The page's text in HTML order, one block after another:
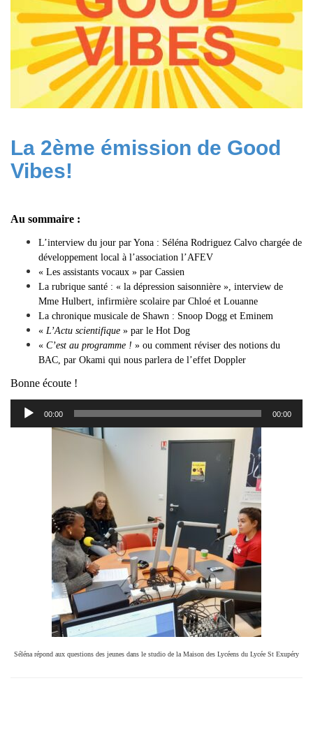
La 2ème émission de Good
Vibes!
Au sommaire :
L’interview du jour par Yona : Séléna Rodriguez Calvo chargée de
développement local à l’association l’AFEV
« Les assistants vocaux » par Cassien
La rubrique santé : « la dépression saisonnière », interview de
Mme Hulbert, infirmière scolaire par Chloé et Louanne
La chronique musicale de Shawn : Snoop Dogg et Eminem
« L’Actu scientifique » par le Hot Dog
« C’est au programme ! » ou comment réviser des notions du
BAC, par Okami qui nous parlera de l’effet Doppler
Bonne écoute !
Lecteur
audio
00:00 00:00
Séléna répond aux questions des jeunes dans le studio de la Maison des Lycéens du Lycée St Exupéry